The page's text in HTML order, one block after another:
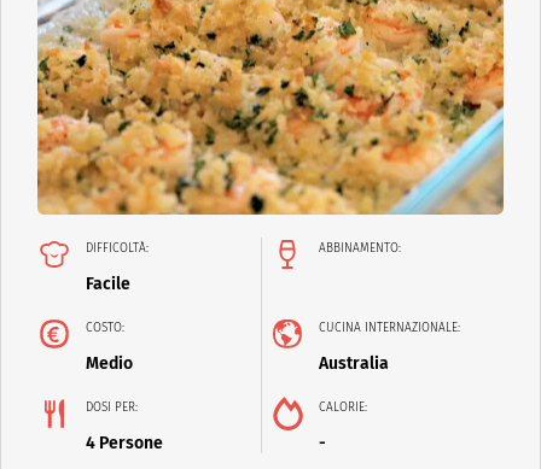
DIFFICOLTÀ:
Facile
ABBINAMENTO:
COSTO:
Medio
CUCINA INTERNAZIONALE:
Australia
DOSI PER:
4 Persone
CALORIE:
-